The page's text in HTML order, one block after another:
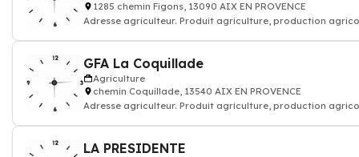
1285 chemin Figons, 13090 AIX EN PROVENCE
Adresse agriculteur. Produit agriculture, production
GFA La Coquillade
Agriculture
chemin Coquillade, 13540 AIX EN PROVENCE
Adresse agriculteur. Produit agriculture, production
LA PRESIDENTE